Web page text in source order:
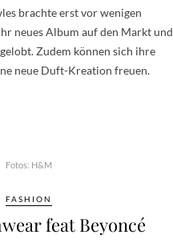
brachte erst vor wenigen
neues Album auf den Markt und
Zudem können sich ihre
neue Duft-Kreation freuen.
Fotos: H&M
FASHION
feat Beyoncé